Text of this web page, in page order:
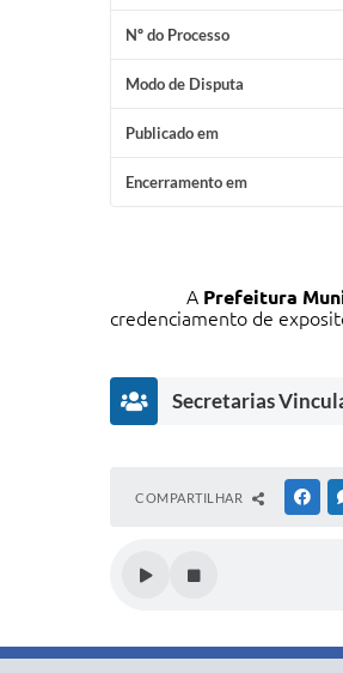
Nº do Processo
Modo de Disputa
Publicado em
Encerramento em
A Prefeitura
credenciamento de
Secretarias
e
u
COMPARTILHAR